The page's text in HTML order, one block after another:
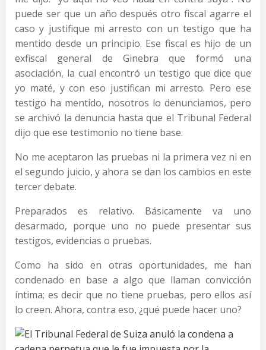
puede ser que un año después otro fiscal agarre el
caso y justifique mi arresto con un testigo que ha
mentido desde un principio. Ese fiscal es hijo de un
exfiscal general de Ginebra que formó una
asociación, la cual encontró un testigo que dice que
yo maté, y con eso justifican mi arresto. Pero ese
testigo ha mentido, nosotros lo denunciamos, pero
se archivó la denuncia hasta que el Tribunal Federal
dijo que ese testimonio no tiene base.
No me aceptaron las pruebas ni la primera vez ni en
el segundo juicio, y ahora se dan los cambios en este
tercer debate.
Preparados es relativo. Básicamente va uno
desarmado, porque uno no puede presentar sus
testigos, evidencias o pruebas.
Como ha sido en otras oportunidades, me han
condenado en base a algo que llaman convicción
íntima; es decir que no tiene pruebas, pero ellos así
lo creen. Ahora, contra eso, ¿qué puede hacer uno?